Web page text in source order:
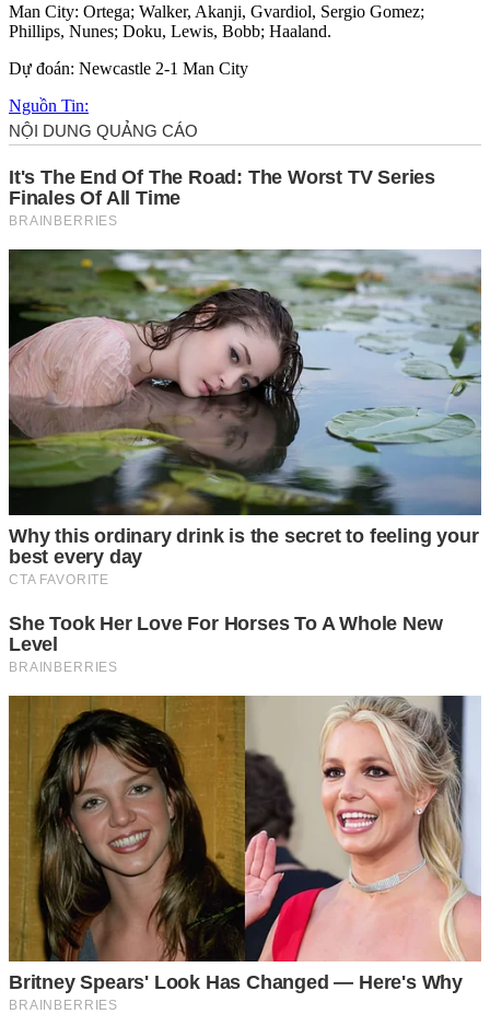
Man City: Ortega; Walker, Akanji, Gvardiol, Sergio Gomez;
Phillips, Nunes; Doku, Lewis, Bobb; Haaland.
Dự đoán: Newcastle 2-1 Man City
Nguồn Tin: